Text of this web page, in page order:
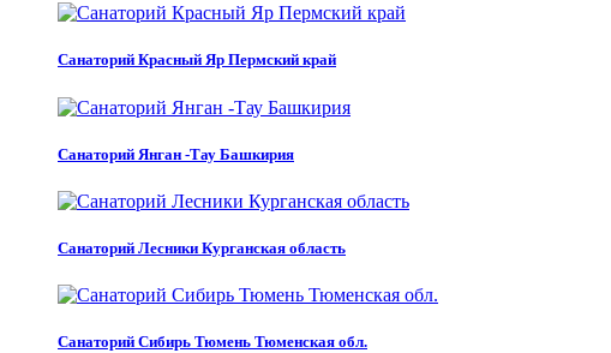
Санаторий Красный Яр Пермский край
Санаторий Янган -Тау Башкирия
Санаторий Лесники Курганская область
Санаторий Сибирь Тюмень Тюменская обл.